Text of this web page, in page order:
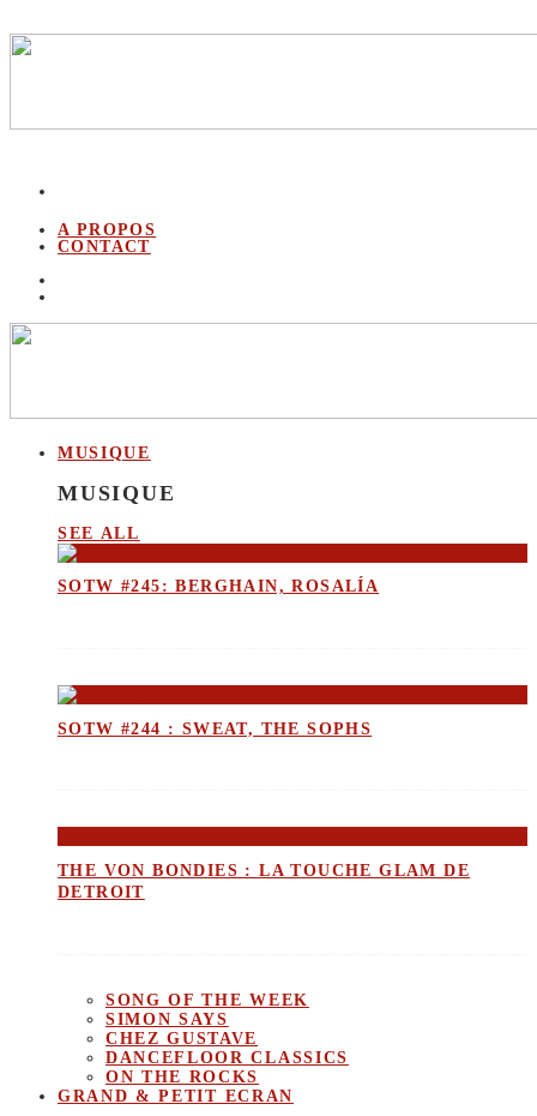
A PROPOS
CONTACT
MUSIQUE
MUSIQUE
SEE ALL
SOTW #245: BERGHAIN, ROSALÍA
SOTW #244 : SWEAT, THE SOPHS
THE VON BONDIES : LA TOUCHE GLAM DE
DETROIT
SONG OF THE WEEK
SIMON SAYS
CHEZ GUSTAVE
DANCEFLOOR CLASSICS
ON THE ROCKS
GRAND & PETIT ECRAN